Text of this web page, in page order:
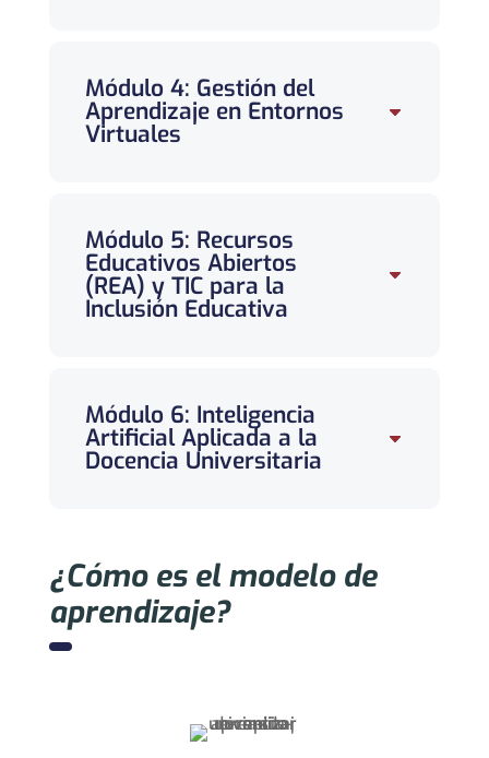
Módulo 4: Gestión del
Aprendizaje en Entornos
Virtuales
Módulo 5: Recursos
Educativos Abiertos
(REA) y TIC para la
Inclusión Educativa
Módulo 6: Inteligencia
Artificial Aplicada a la
Docencia Universitaria
¿Cómo es el modelo de
aprendizaje?